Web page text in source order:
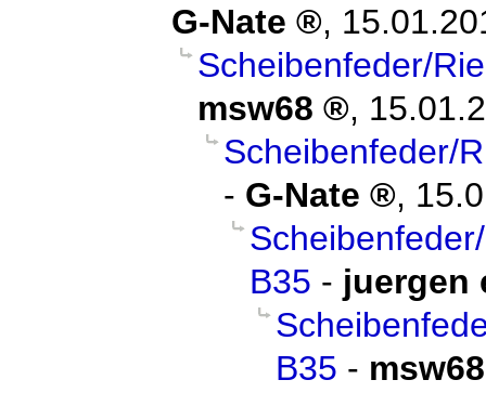
G-Nate
,
Scheibenfeder/
msw68
,
Scheibenfeder/
- G-Nate ,
B35 - juergen
B35 - msw68